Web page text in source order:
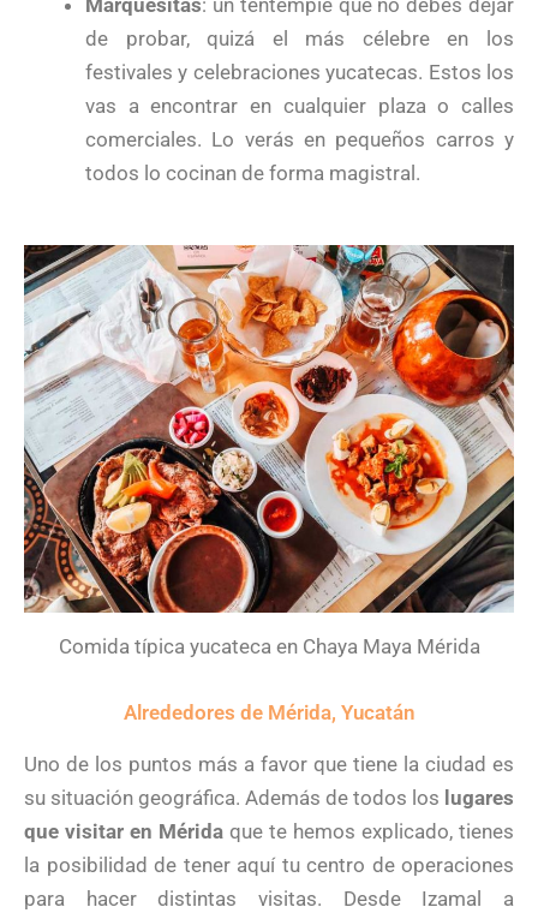
Marquesitas: un tentempié que no debes dejar
de probar, quizá el más célebre en los
festivales y celebraciones yucatecas. Estos los
vas a encontrar en cualquier plaza o calles
comerciales. Lo verás en pequeños carros y
todos lo cocinan de forma magistral.
Comida típica yucateca en Chaya Maya Mérida
Alrededores de Mérida, Yucatán
Uno de los puntos más a favor que tiene la ciudad es
su situación geográfica. Además de todos los lugares
que visitar en Mérida que te hemos explicado, tienes
la posibilidad de tener aquí tu centro de operaciones
para hacer distintas visitas. Desde Izamal a